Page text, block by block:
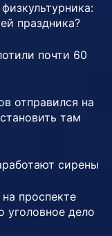
праздника?
почти 60
отправился на
там
сирены
проспекте
уголовное дело